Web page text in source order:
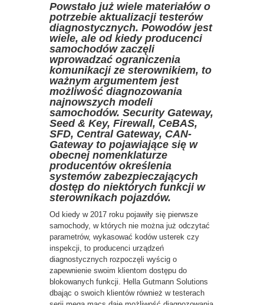
Powstało już wiele materiałów o
potrzebie aktualizacji testerów
diagnostycznych. Powodów jest
wiele, ale od kiedy producenci
samochodów zaczęli
wprowadzać ograniczenia
komunikacji ze sterownikiem, to
ważnym argumentem jest
możliwość diagnozowania
najnowszych modeli
samochodów. Security Gateway,
Seed & Key, Firewall, CeBAS,
SFD, Central Gateway, CAN-
Gateway to pojawiające się w
obecnej nomenklaturze
producentów określenia
systemów zabezpieczających
dostęp do niektórych funkcji w
sterownikach pojazdów.
Od kiedy w 2017 roku pojawiły się pierwsze
samochody, w których nie można już odczytać
parametrów, wykasować kodów usterek czy
inspekcji, to producenci urządzeń
diagnostycznych rozpoczęli wyścig o
zapewnienie swoim klientom dostępu do
blokowanych funkcji. Hella Gutmann Solutions
dbając o swoich klientów również w testerach